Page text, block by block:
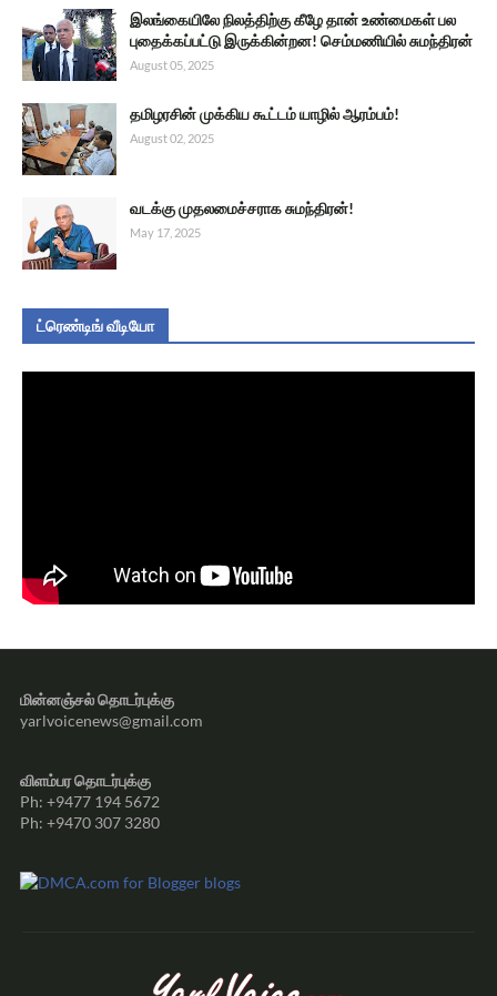
இலங்கையிலே நிலத்திற்கு கீழே தான் உண்மைகள் பல
புதைக்கப்பட்டு இருக்கின்றன! செம்மணியில் சுமந்திரன்
August 05, 2025
தமிழரசின் முக்கிய கூட்டம் யாழில் ஆரம்பம்!
August 02, 2025
வடக்கு முதலமைச்சராக சுமந்திரன்!
May 17, 2025
ட்ரெண்டிங் வீடியோ
மின்னஞ்சல் தொடர்புக்கு
yarlvoicenews@gmail.com
விளம்பர தொடர்புக்கு
Ph: +9477 194 5672
Ph: +9470 307 3280